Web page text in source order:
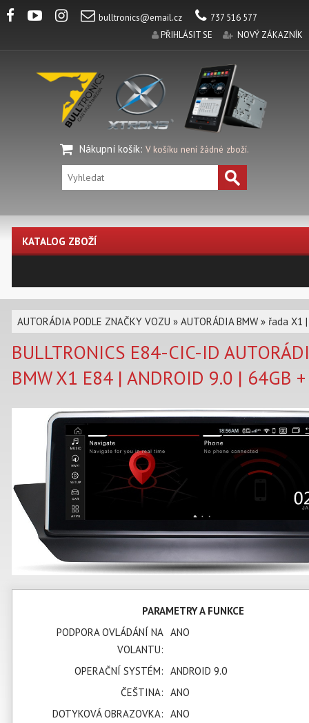
bulltronics@email.cz
737 516 577
PŘIHLÁSIT SE
NOVÝ ZÁKAZNÍK
Nákupní košík: V košíku není žádné zboží.
KATALOG ZBOŽÍ
AUTORÁDIA PODLE ZNAČKY VOZU » AUTORÁDIA BMW» řada X1
BULLTRONICS E84-CIC-ID
BMW X1 E84 | ANDROID 9.0 | 64GB
PARAMETRY A FUNKCE
PODPORA OVLÁDÁNÍ NA
VOLANTU:
ANO
OPERAČNÍ SYSTÉM: ANDROID 9.0
ČEŠTINA: ANO
DOTYKOVÁ OBRAZOVKA: ANO